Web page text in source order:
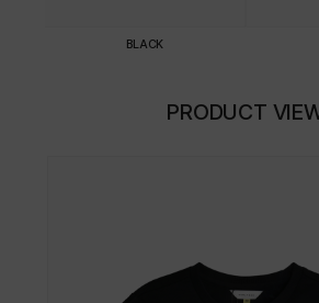
BLACK
PRODUCT